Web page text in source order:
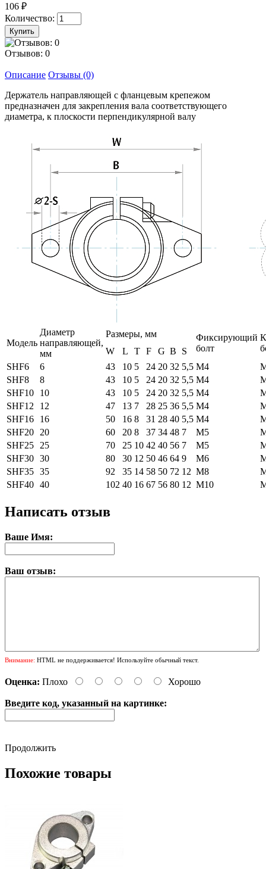
106 ₽
Количество:
Отзывов: 0
Описание Отзывы (0)
Держатель направляющей с фланцевым крепежом
предназначен для закрепления вала соответствующего
диаметра, к плоскости перпендикулярной валу
Модель
Диаметр
направляющей,
мм
Размеры, мм
Фиксирующий
болт
W L T F G B
S
SHF6
6 43 10 5 24 20 32 5,5 М4
SHF8
8 43 10 5 24 20 32 5,5 М4
SHF10
10 43 10 5 24 20 32 5,5 М4
SHF12
12 47 13 7 28 25 36 5,5 М4
SHF16
16 50 16 8 31 28 40 5,5 М4
SHF20
20 60 20 8 37 34 48 7 М5
SHF25
25 70 25 10 42 40 56 7 М5
SHF30 30 80 30 12 50 46 64 9 М6
SHF35 35 92 35 14 58 50 72 12 М8
SHF40 40 102 40 16 67 56 80 12 М10
Написать отзыв
Ваше Имя:
Ваш отзыв:
Внимание: HTML не поддерживается! Используйте обычный текст.
Оценка: Плохо Хорошо
Введите код, указанный на картинке:
Продолжить
Похожие товары